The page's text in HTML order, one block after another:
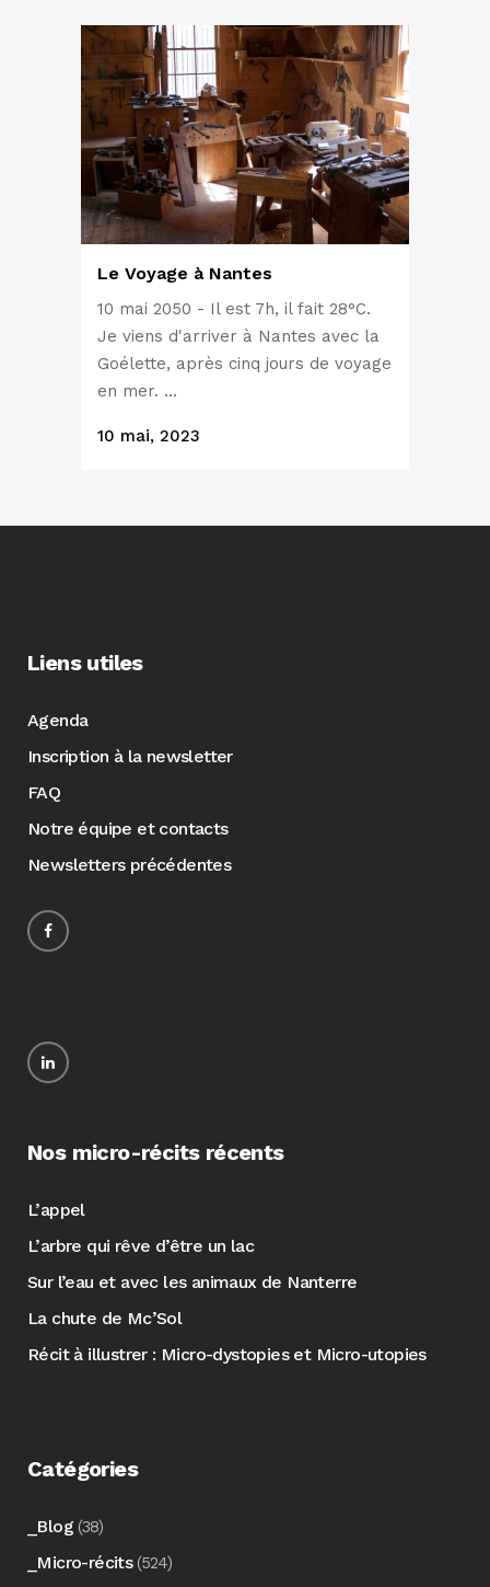
Le Voyage à Nantes
10 mai 2050 - Il est 7h, il fait 28°C.
Je viens d'arriver à Nantes avec la
Goélette, après cinq jours de voyage
en mer. ...
10 mai, 2023
Liens utiles
Agenda
Inscription à la newsletter
FAQ
Notre équipe et contacts
Newsletters précédentes
Nos micro-récits récents
L’appel
L’arbre qui rêve d’être un lac
Sur l’eau et avec les animaux de Nanterre
La chute de Mc’Sol
Récit à illustrer : Micro-dystopies et Micro-utopies
Catégories
_Blog (38)
_Micro-récits(524)